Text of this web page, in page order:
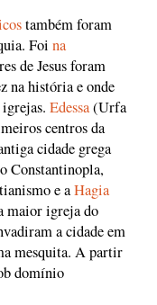
também foram
Foi na
de Jesus foram
na história e onde
Edessa(Urfa
centros da
cidade grega
Constantinopla,
e aHagia
maior igreja do
a cidade em
mesquita. A partir
domínio